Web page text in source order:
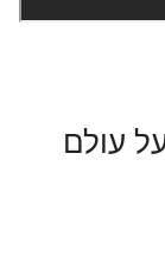
עולם